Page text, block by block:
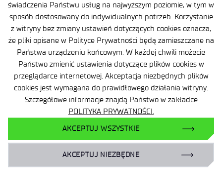
świadczenia Państwu usług na najwyższym poziomie, w tym w
sposób dostosowany do indywidualnych potrzeb. Korzystanie
z witryny bez zmiany ustawień dotyczących cookies oznacza,
że pliki opisane w Polityce Prywatności będą zamieszczane na
Państwa urządzeniu końcowym. W każdej chwili możecie
Państwo zmienić ustawienia dotyczące plików cookies w
przeglądarce internetowej. Akceptacja niezbędnych plików
cookies jest wymagana do prawidłowego działania witryny.
Szczegółowe informacje znajdą Państwo w zakładce
POLITYKA PRYWATNOŚCI.
AKCEPTUJ WSZYSTKIE
AKCEPTUJ NIEZBĘDNE
2026-08-01 3 MIN
100 lat Łukasiewicz – Instytutu
Lotnictwa. Wiek innowacji polskiego
lotnictwa i astronautyki